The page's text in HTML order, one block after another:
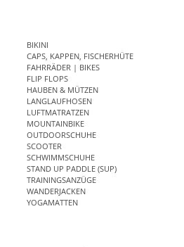
BIKINI
CAPS, KAPPEN, FISCHERHÜTE
FAHRRÄDER | BIKES
FLIP FLOPS
HAUBEN & MÜTZEN
LANGLAUFHOSEN
LUFTMATRATZEN
MOUNTAINBIKE
OUTDOORSCHUHE
SCOOTER
SCHWIMMSCHUHE
STAND UP PADDLE (SUP)
TRAININGSANZÜGE
WANDERJACKEN
YOGAMATTEN